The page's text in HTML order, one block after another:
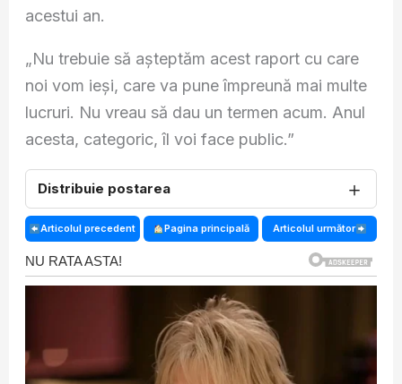
acestui an.
„Nu trebuie să așteptăm acest raport cu care
noi vom ieși, care va pune împreună mai multe
lucruri. Nu vreau să dau un termen acum. Anul
acesta, categoric, îl voi face public.”
Distribuie postarea ＋
Articolul precedent Pagina principală Articolul următor